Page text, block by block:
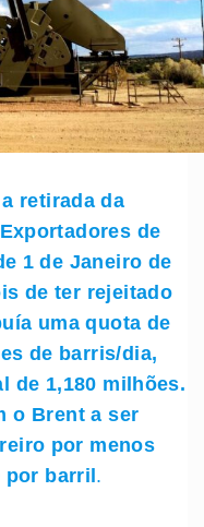
retirada da
de
1 de Janeiro de
de ter rejeitado
uma quota de
de barris/dia,
de 1,180 milhões.
o Brent a ser
por menos
por barril .